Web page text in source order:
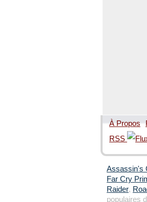
À Propos
RSS
Assassin's
Far Cry
Raider,
populaires